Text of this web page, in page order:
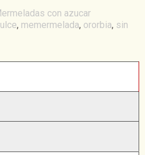
con azucar
, memermelada, ororbia, sin